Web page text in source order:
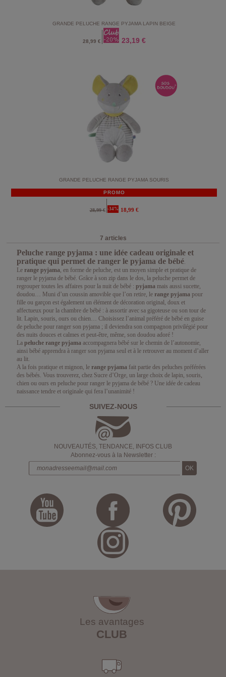
GRANDE PELUCHE RANGE PYJAMA LAPIN BEIGE
28,99 € 23,19 €
GRANDE PELUCHE RANGE PYJAMA SOURIS
PROMO
28,99 € -34% 18,99 €
7 articles
Peluche range pyjama : une idée cadeau originale et
pratique qui permet de ranger le pyjama de bébé.
Le range pyjama, en forme de peluche, est un moyen simple et pratique de
ranger le pyjama de bébé. Grâce à son zip dans le dos, la peluche permet de
regrouper toutes les affaires pour la nuit de bébé : pyjama mais aussi sucette,
doudou… Muni d’un coussin amovible que l’on retire, le range pyjama pour
fille ou garçon est également un élément de décoration original, doux et
affectueux pour la chambre de bébé : à assortir avec sa gigoteuse ou son tour de
lit. Lapin, souris, ours ou chien… Choisissez l’animal préféré de bébé en guise
de peluche pour ranger son pyjama ; il deviendra son compagnon privilégié pour
des nuits douces et calmes et peut-être, même, son doudou adoré !
La peluche range pyjama accompagnera bébé sur le chemin de l’autonomie,
ainsi bébé apprendra à ranger son pyjama seul et à le retrouver au moment d’aller
au lit.
A la fois pratique et mignon, le range pyjama fait partie des peluches préférées
des bébés. Vous trouverez, chez Sucre d’Orge, un large choix de lapin, souris,
chien ou ours en peluche pour ranger le pyjama de bébé ? Une idée de cadeau
naissance tendre et originale qui fera l’unanimité !
SUIVEZ-NOUS
NOUVEAUTÉS, TENDANCE, INFOS CLUB
Abonnez-vous à la Newsletter :
Les avantages
CLUB